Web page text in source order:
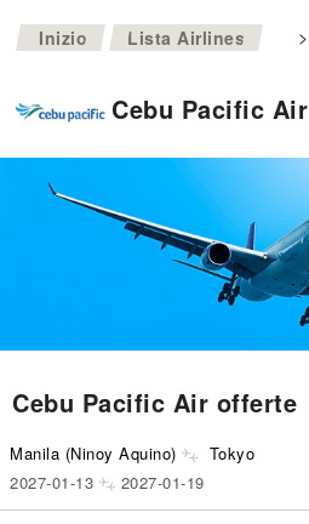
Inizio >
Lista Airlines >
Cebu Pacific Air
Cebu Pacific Air offerte
Manila (Ninoy Aquino) Tokyo
2027-01-13 2027-01-19